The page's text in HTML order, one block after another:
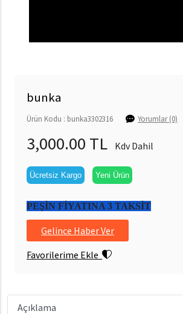
bunka
Ürün Kodu : bunka3302316 Yorumlar (0)
3,000.00 TL Kdv Dahil
Ücretsiz Kargo Yeni Ürün
PEŞİN FİYATINA 3 TAKSİT
Gelince Haber Ver
Favorilerime Ekle
Açıklama